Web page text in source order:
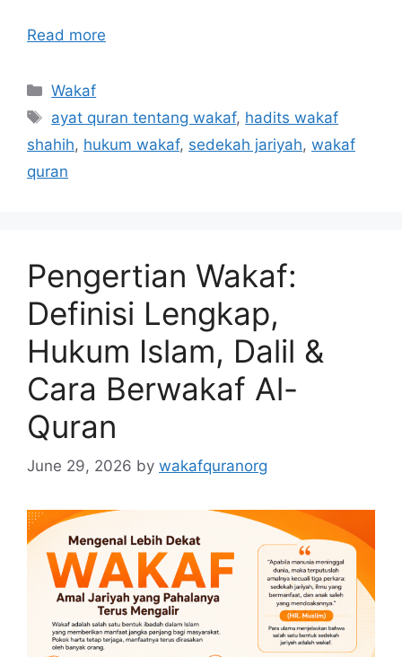
Read more
Categories
Wakaf
Tags
ayat quran tentang wakaf, hadits wakaf
shahih, hukum wakaf, sedekah jariyah, wakaf
quran
Pengertian Wakaf:
Definisi Lengkap,
Hukum Islam, Dalil &
Cara Berwakaf Al-
Quran
June 29, 2026 by wakafquranorg